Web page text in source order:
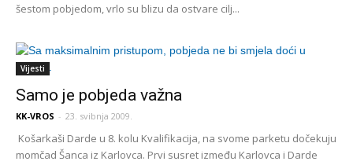
šestom pobjedom, vrlo su blizu da ostvare cilj...
Vijesti
Samo je pobjeda važna
KK-VROS - 23. svibnja 2009.
Košarkaši Darde u 8. kolu Kvalifikacija, na svome parketu dočekuju
momčad Šanca iz Karlovca. Prvi susret između Karlovca i Darde